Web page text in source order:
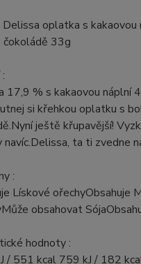
oplatka s kakaovou
čokoládě 33g
17,9 % s kakaovou náplní
si křehkou oplatku s
ještě křupavější!
ta ti zvedne
:
Lískové ořechyObsahuje
obsahovat
hodnoty :
/ 551 kcal 759 kJ / 182